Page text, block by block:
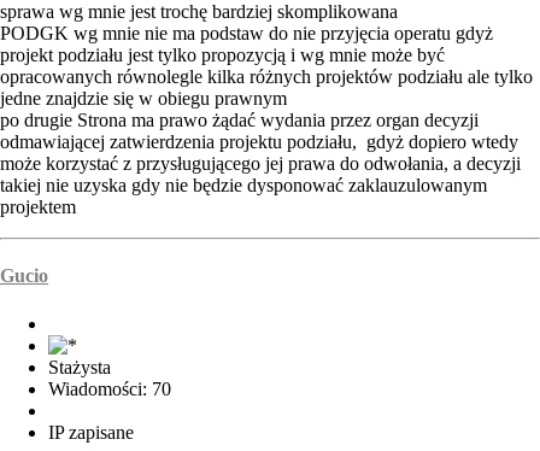
sprawa wg mnie jest trochę bardziej skomplikowana
PODGK wg mnie nie ma podstaw do nie przyjęcia operatu gdyż
projekt podziału jest tylko propozycją i wg mnie może być
opracowanych równolegle kilka różnych projektów podziału ale tylko
jedne znajdzie się w obiegu prawnym
po drugie Strona ma prawo żądać wydania przez organ decyzji
odmawiającej zatwierdzenia projektu podziału, gdyż dopiero wtedy
może korzystać z przysługującego jej prawa do odwołania, a decyzji
takiej nie uzyska gdy nie będzie dysponować zaklauzulowanym
projektem
Gucio
Stażysta
Wiadomości: 70
IP zapisane